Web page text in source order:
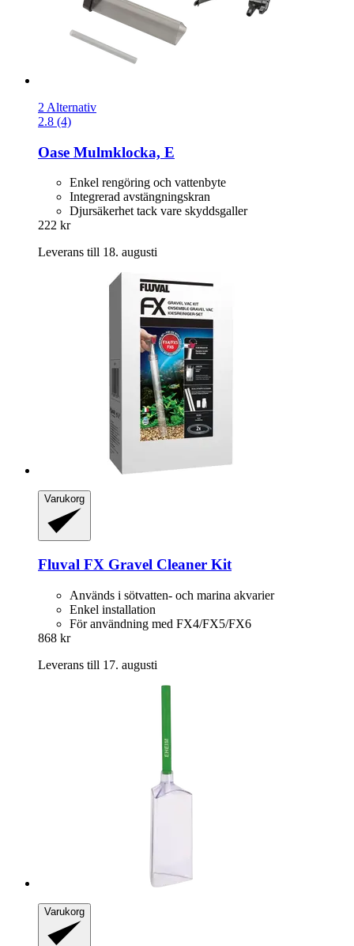
2 Alternativ
2.8 (4)
Oase Mulmklocka, E
Enkel rengöring och vattenbyte
Integrerad avstängningskran
Djursäkerhet tack vare skyddsgaller
222 kr
Leverans till 18. augusti
Varukorg
Fluval FX Gravel Cleaner Kit
Används i sötvatten- och marina akvarier
Enkel installation
För användning med FX4/FX5/FX6
868 kr
Leverans till 17. augusti
Varukorg